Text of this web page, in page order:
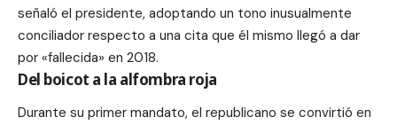
señaló el presidente, adoptando un tono inusualmente
conciliador respecto a una cita que él mismo llegó a dar
por «fallecida» en 2018.
Del boicot a la alfombra roja
Durante su primer mandato, el republicano se convirtió en